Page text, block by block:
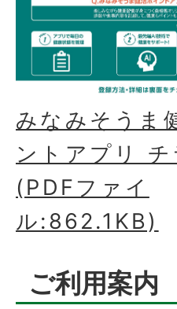
みなみそうま
ントアプリ
(PDFファイ
ル:862.1KB)
ご利用案内